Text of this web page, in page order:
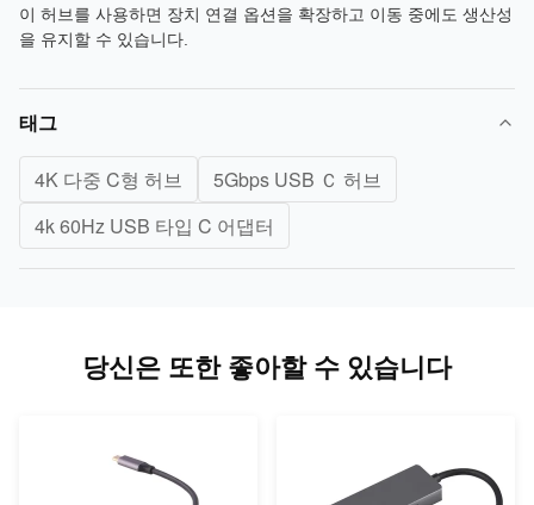
이 허브를 사용하면 장치 연결 옵션을 확장하고 이동 중에도 생산성
을 유지할 수 있습니다.
태그
4K 다중 C형 허브
5Gbps USB Ｃ 허브
4k 60Hz USB 타입 C 어댑터
당신은 또한 좋아할 수 있습니다